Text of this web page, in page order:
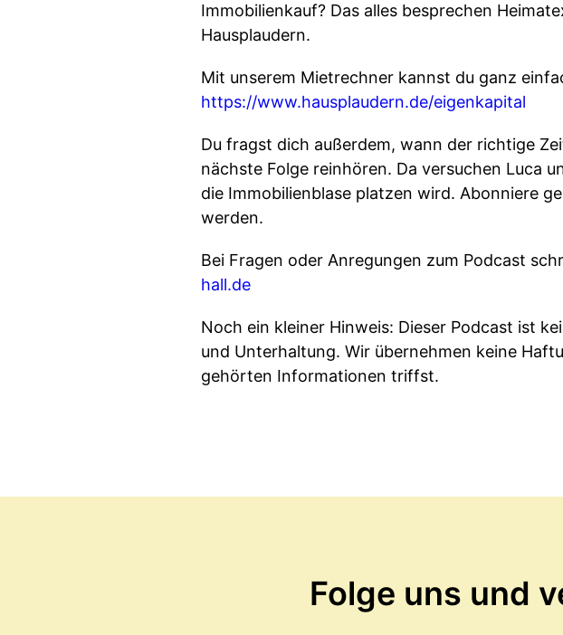
Immobilienkauf? Das alles besprechen
Hausplaudern.
Mit unserem Mietrechner kannst du ganz
https://www.hausplaudern.de/eigenkapital
Du fragst dich außerdem, wann der richtige
nächste Folge reinhören. Da versuchen Luca
die Immobilienblase platzen wird. Abonniere
werden.
Bei Fragen oder Anregungen zum Podcast
hall.de
Noch ein kleiner Hinweis: Dieser Podcast ist
und Unterhaltung. Wir übernehmen keine
gehörten Informationen triffst.
Folge uns und